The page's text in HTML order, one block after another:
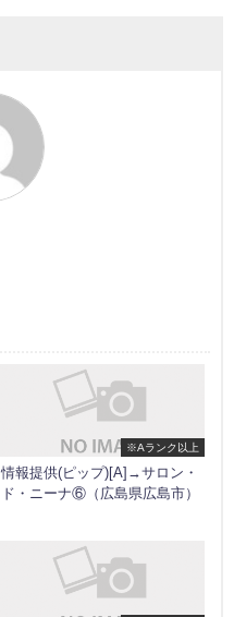
※Aランク以上
情報提供(ピップ)[A]→サロン・
ド・ニーナ⑥（広島県広島市）